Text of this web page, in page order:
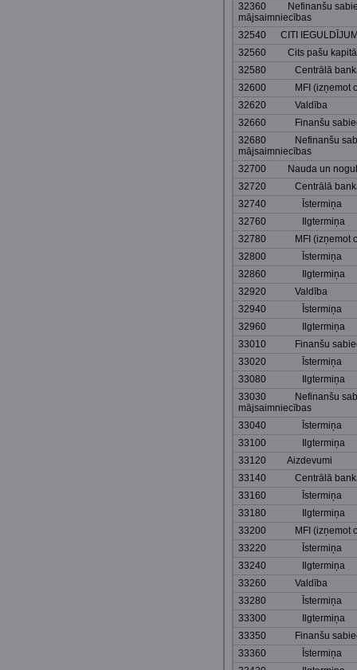
32360 Nefinanšu
mājsaimniecības
32540 CITI
32560 Cits pašu
32580 Centrālā
32600 MFI (izņemot
32620 Valdība
32660 Finanšu
32680 Nefinanšu
mājsaimniecības
32700 Nauda un
32720 Centrālā
32740 Īstermiņa
32760 Ilgtermiņa
32780 MFI (izņemot
32800 Īstermiņa
32860 Ilgtermiņa
32920 Valdība
32940 Īstermiņa
32960 Ilgtermiņa
33010 Finanšu
33020 Īstermiņa
33080 Ilgtermiņa
33030 Nefinanšu
mājsaimniecības
33040 Īstermiņa
33100 Ilgtermiņa
33120 Aizdevumi
33140 Centrālā
33160 Īstermiņa
33180 Ilgtermiņa
33200 MFI (izņemot
33220 Īstermiņa
33240 Ilgtermiņa
33260 Valdība
33280 Īstermiņa
33300 Ilgtermiņa
33350 Finanšu
33360 Īstermiņa